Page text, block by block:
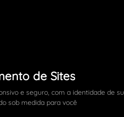
de Sites
e seguro, com a identidade de
sob medida para você